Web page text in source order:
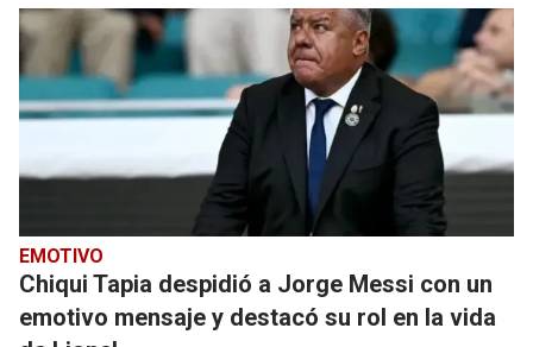
EMOTIVO
Chiqui Tapia despidió a Jorge Messi con un
emotivo mensaje y destacó su rol en la vida